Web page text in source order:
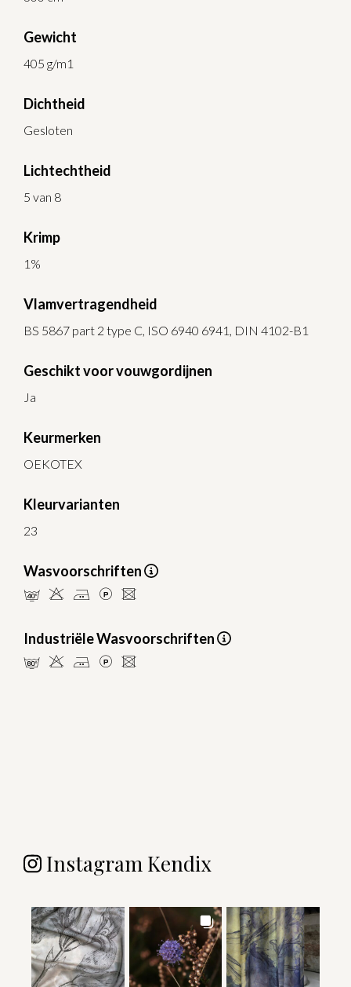
Gewicht
405 g/m1
Dichtheid
Gesloten
Lichtechtheid
5 van 8
Krimp
1%
Vlamvertragendheid
BS 5867 part 2 type C, ISO 6940 6941, DIN 4102-B1
Geschikt voor vouwgordijnen
Ja
Keurmerken
OEKOTEX
Kleurvarianten
23
Wasvoorschriften
nHELU
Industriële Wasvoorschriften
pHELU
Instagram Kendix